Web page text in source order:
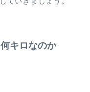
キロなのか